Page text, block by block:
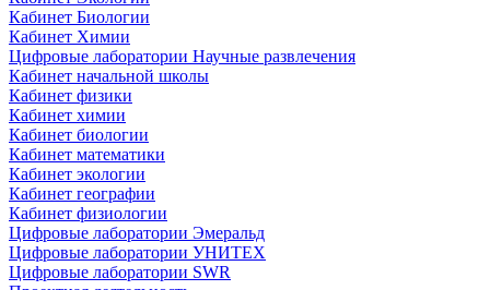
Кабинет Биологии
Кабинет Химии
Цифровые лаборатории Научные развлечения
Кабинет начальной школы
Кабинет физики
Кабинет химии
Кабинет биологии
Кабинет математики
Кабинет экологии
Кабинет географии
Кабинет физиологии
Цифровые лаборатории Эмеральд
Цифровые лаборатории УНИТЕХ
Цифровые лаборатории SWR